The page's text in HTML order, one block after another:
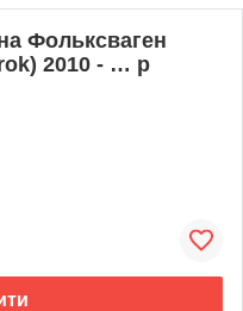
Фольксваген
2010 - … р